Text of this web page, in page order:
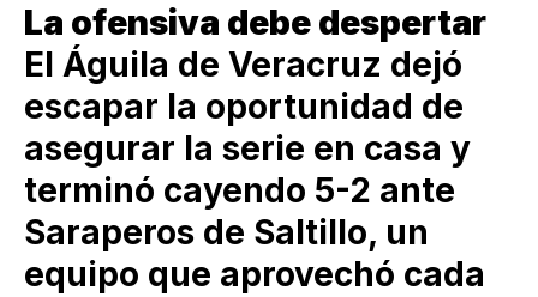
La ofensiva debe despertar
El Águila de Veracruz dejó
escapar la oportunidad de
asegurar la serie en casa y
terminó cayendo 5-2 ante
Saraperos de Saltillo, un
equipo que aprovechó cada